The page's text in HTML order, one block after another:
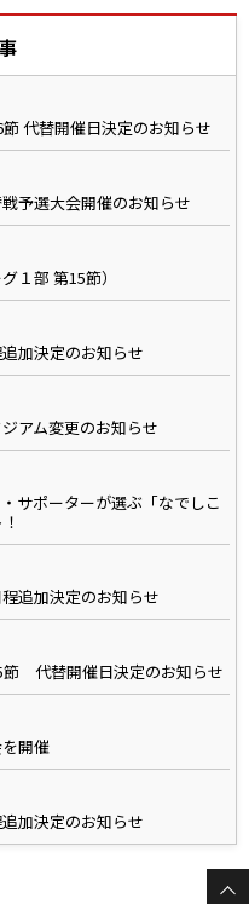
代替開催日決定のお知らせ
予選大会開催のお知らせ
１部 第15節）
加決定のお知らせ
アム変更のお知らせ
サポーターが選ぶ「なでしこ
追加決定のお知らせ
節 代替開催日決定のお知らせ
開催
加決定のお知らせ